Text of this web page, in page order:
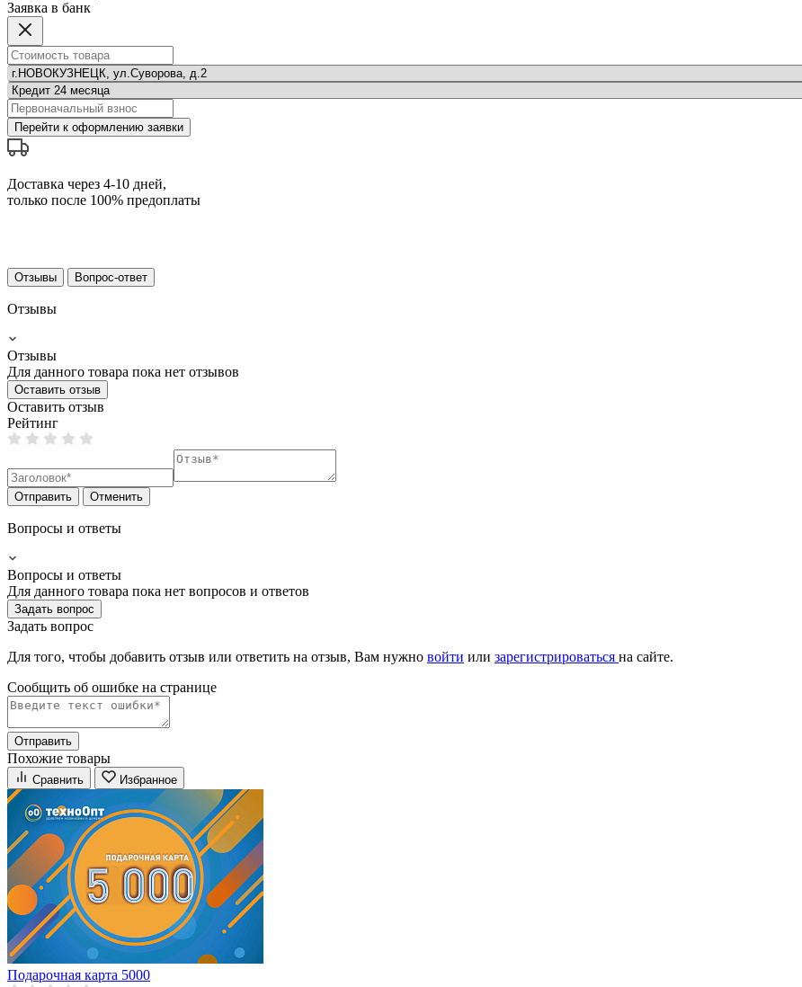
Заявка в банк
Перейти к оформлению заявки
Доставка через 4-10 дней,
только после 100% предоплаты
Отзывы Вопрос-ответ
Отзывы
Отзывы
Для данного товара пока нет отзывов
Оставить отзыв
Оставить отзыв
Рейтинг
Отправить Отменить
Вопросы и ответы
Вопросы и ответы
Для данного товара пока нет вопросов и ответов
Задать вопрос
Задать вопрос
Для того, чтобы добавить отзыв или ответить на отзыв, Вам нужно войти или зарегистрироваться на сайте.
Сообщить об ошибке на страницe
Отправить
Похожие товары
Сравнить Избранное
Подарочная карта 5000